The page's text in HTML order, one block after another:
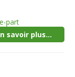
part
savoir plus...